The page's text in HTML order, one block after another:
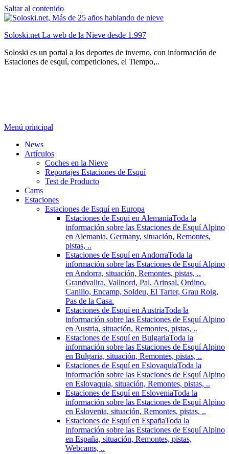
Saltar al contenido
Soloski.net La web de la Nieve desde 1.997
Soloski es un portal a los deportes de inverno, con información de
Estaciones de esquí, competiciones, el Tiempo,..
Menú principal
News
Artículos
Coches en la Nieve
Reportajes Estaciones de Esquí
Test de Producto
Cams
Estaciones
Estaciones de Esquí en Europa
Estaciones de Esquí en AlemaniaToda la
información sobre las Estaciones de Esquí Alpino
en Alemania, Germany, situación, Remontes,
pistas, ..
Estaciones de Esquí en AndorraToda la
información sobre las Estaciones de Esquí Alpino
en Andorra, situación, Remontes, pistas, ..
Grandvalira, Vallnord, Pal, Arinsal, Ordino,
Canillo, Encamp, Soldeu, El Tarter, Grau Roig,
Pas de la Casa.
Estaciones de Esquí en AustriaToda la
información sobre las Estaciones de Esquí Alpino
en Austria, situación, Remontes, pistas, ..
Estaciones de Esquí en BulgariaToda la
información sobre las Estaciones de Esquí Alpino
en Bulgaria, situación, Remontes, pistas, ..
Estaciones de Esquí en EslovaquiaToda la
información sobre las Estaciones de Esquí Alpino
en Eslovaquia, situación, Remontes, pistas, ..
Estaciones de Esquí en EsloveniaToda la
información sobre las Estaciones de Esquí Alpino
en Eslovenia, situación, Remontes, pistas, ..
Estaciones de Esquí en EspañaToda la
información sobre las Estaciones de Esquí Alpino
en España, situación, Remontes, pistas,
Webcams, ..